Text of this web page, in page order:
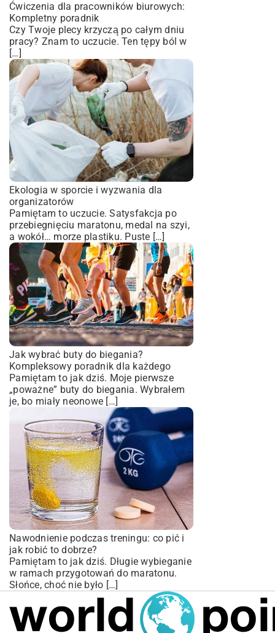
Ćwiczenia dla pracowników biurowych:
Kompletny poradnik
Czy Twoje plecy krzyczą po całym dniu
pracy? Znam to uczucie. Ten tępy ból w
[…]
Ekologia w sporcie i wyzwania dla
organizatorów
Pamiętam to uczucie. Satysfakcja po
przebiegnięciu maratonu, medal na szyi,
a wokół… morze plastiku. Puste […]
Jak wybrać buty do biegania?
Kompleksowy poradnik dla każdego
Pamiętam to jak dziś. Moje pierwsze
„poważne” buty do biegania. Wybrałem
je, bo miały neonowe […]
Nawodnienie podczas treningu: co pić i
jak robić to dobrze?
Pamiętam to jak dziś. Długie wybieganie
w ramach przygotowań do maratonu.
Słońce, choć nie było […]